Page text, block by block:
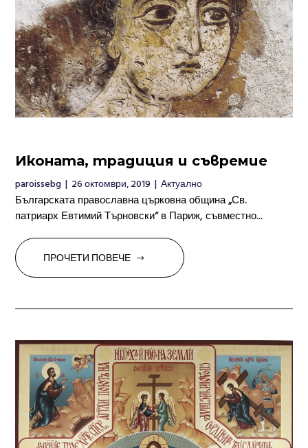
Иконата, традиция и съвремие
paroissebg | 26 октомври, 2019 | Актуално
Българската православна църковна община „Св.
патриарх Евтимий Търновски“ в Париж, съвместно...
ПРОЧЕТИ ПОВЕЧЕ